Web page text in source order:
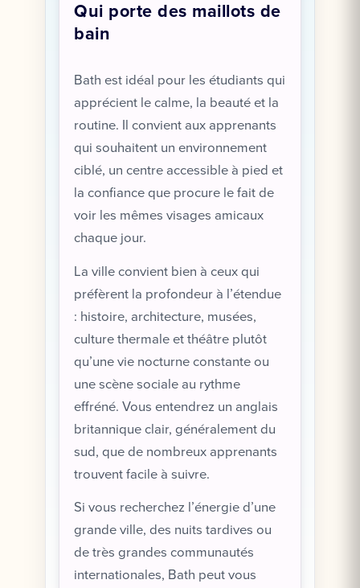
Qui porte des maillots de
bain
Bath est idéal pour les étudiants qui
apprécient le calme, la beauté et la
routine. Il convient aux apprenants
qui souhaitent un environnement
ciblé, un centre accessible à pied et
la confiance que procure le fait de
voir les mêmes visages amicaux
chaque jour.
La ville convient bien à ceux qui
préfèrent la profondeur à l’étendue
: histoire, architecture, musées,
culture thermale et théâtre plutôt
qu’une vie nocturne constante ou
une scène sociale au rythme
effréné. Vous entendrez un anglais
britannique clair, généralement du
sud, que de nombreux apprenants
trouvent facile à suivre.
Si vous recherchez l’énergie d’une
grande ville, des nuits tardives ou
de très grandes communautés
internationales, Bath peut vous